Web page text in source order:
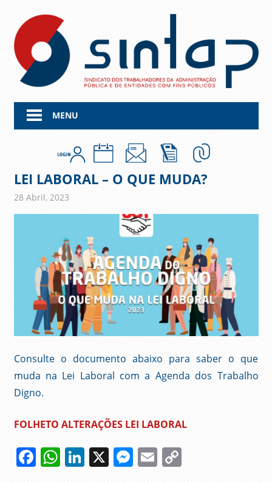
content
MENU
LEI LABORAL – O QUE MUDA?
28 Abril, 2023
Consulte o documento abaixo para saber o que
muda na Lei Laboral com a Agenda dos Trabalho
Digno.
FOLHETO ALTERAÇÕES LEI LABORAL
Facebook
WhatsApp
LinkedIn
X Messenger
EmailCopy